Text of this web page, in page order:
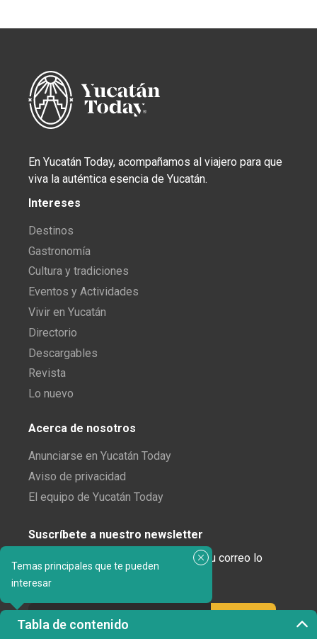
Temas principales que te pueden
interesar
Tabla de contenido
En Yucatán Today, acompañamos al viajero para que
viva la auténtica esencia de Yucatán.
Intereses
Destinos
Gastronomía
Cultura y tradiciones
Eventos y Actividades
Vivir en Yucatán
Directorio
Descargables
Revista
Lo nuevo
Acerca de nosotros
Anunciarse en Yucatán Today
Aviso de privacidad
El equipo de Yucatán Today
Suscríbete a nuestro newsletter
¿Enamorado de Yucatán? Recibe en tu correo lo
mejor de Yucatán Today.